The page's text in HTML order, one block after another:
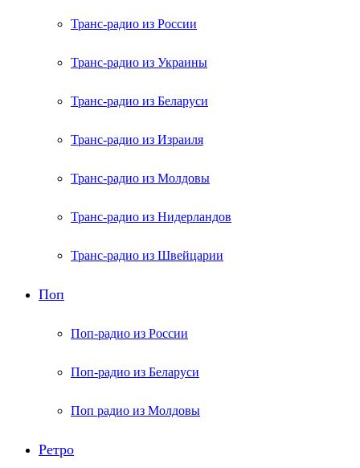
Транс-радио из России
Транс-радио из Украины
Транс-радио из Беларуси
Транс-радио из Израиля
Транс-радио из Молдовы
Транс-радио из Нидерландов
Транс-радио из Швейцарии
Поп
Поп-радио из России
Поп-радио из Беларуси
Поп радио из Молдовы
Ретро